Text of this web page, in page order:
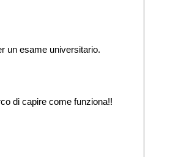
un esame universitario.
di capire come funziona!!